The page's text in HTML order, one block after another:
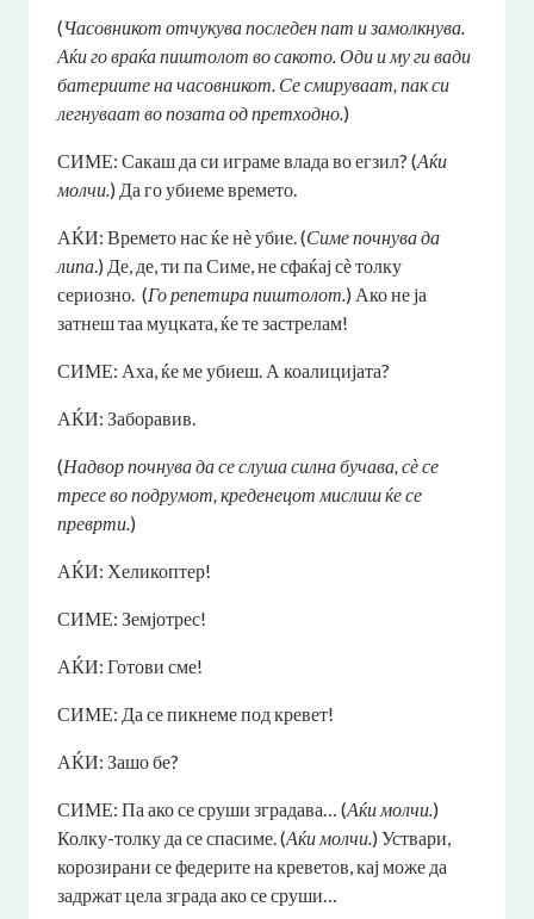
(Часовникот отчукува последен пат и замолкнува.
Аќи го враќа пиштолот во сакото. Оди и му ги вади
батериите на часовникот. Се смируваат, пак си
легнуваат во позата од претходно.)
СИМЕ: Сакаш да си играме влада во егзил? (Аќи
молчи.) Да го убиеме времето.
АЌИ: Времето нас ќе нѐ убие. (Симе почнува да
липа.) Де, де, ти па Симе, не сфаќај сѐ толку
сериозно. (Го репетира пиштолот.) Ако не ја
затнеш таа муцката, ќе те застрелам!
СИМЕ: Аха, ќе ме убиеш. А коалицијата?
АЌИ: Заборавив.
(Надвор почнува да се слуша силна бучава, сѐ се
тресе во подрумот, креденецот мислиш ќе се
преврти.)
АЌИ: Хеликоптер!
СИМЕ: Земјотрес!
АЌИ: Готови сме!
СИМЕ: Да се пикнеме под кревет!
АЌИ: Зашо бе?
СИМЕ: Па ако се сруши зградава… (Аќи молчи.)
Колку-толку да се спасиме. (Аќи молчи.) Уствари,
корозирани се федерите на креветов, кај може да
задржат цела зграда ако се сруши…